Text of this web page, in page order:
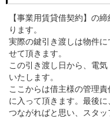
【事業用賃貸借契約】の
ります。
実際の鍵引き渡しは物件
せて頂きます。
この引き渡し日から、電
いたします。
ここからは借主様の管理
に入って頂きます。最後
つながればと思い、スタ